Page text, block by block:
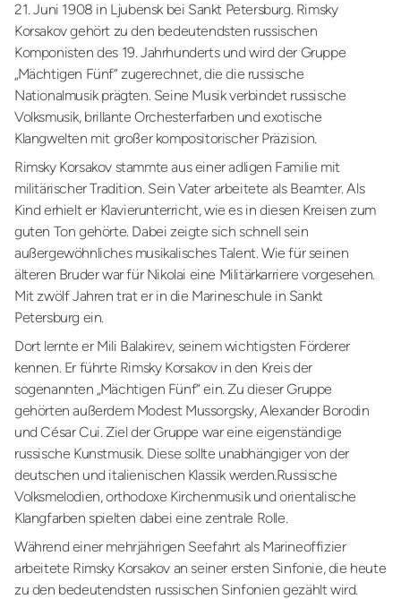
21. Juni 1908 in Ljubensk bei Sankt Petersburg. Rimsky
Korsakov gehört zu den bedeutendsten russischen
Komponisten des 19. Jahrhunderts und wird der Gruppe
„Mächtigen Fünf“ zugerechnet, die die russische
Nationalmusik prägten. Seine Musik verbindet russische
Volksmusik, brillante Orchesterfarben und exotische
Klangwelten mit großer kompositorischer Präzision.
Rimsky Korsakov stammte aus einer adligen Familie mit
militärischer Tradition. Sein Vater arbeitete als Beamter. Als
Kind erhielt er Klavierunterricht, wie es in diesen Kreisen zum
guten Ton gehörte. Dabei zeigte sich schnell sein
außergewöhnliches musikalisches Talent. Wie für seinen
älteren Bruder war für Nikolai eine Militärkarriere vorgesehen.
Mit zwölf Jahren trat er in die Marineschule in Sankt
Petersburg ein.
Dort lernte er Mili Balakirev, seinem wichtigsten Förderer
kennen. Er führte Rimsky Korsakov in den Kreis der
sogenannten „Mächtigen Fünf“ ein. Zu dieser Gruppe
gehörten außerdem Modest Mussorgsky, Alexander Borodin
und César Cui. Ziel der Gruppe war eine eigenständige
russische Kunstmusik. Diese sollte unabhängiger von der
deutschen und italienischen Klassik werden.Russische
Volksmelodien, orthodoxe Kirchenmusik und orientalische
Klangfarben spielten dabei eine zentrale Rolle.
Während einer mehrjährigen Seefahrt als Marineoffizier
arbeitete Rimsky Korsakov an seiner ersten Sinfonie, die heute
zu den bedeutendsten russischen Sinfonien gezählt wird.